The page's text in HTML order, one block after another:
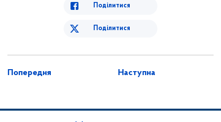
Поділитися
Поділитися
Попередня Наступна